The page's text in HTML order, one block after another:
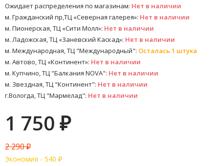
Ожидает распределения по магазинам: Нет в наличии
м. Гражданский пр,ТЦ «Северная галерея»: Нет в наличии
м. Пионерская, ТЦ «Сити Молл»: Нет в наличии
м. Ладожская, ТЦ «Заневский Каскад»: Нет в наличии
м. Международная, ТЦ "Международный": Осталась 1 штука
м. Автово, ТЦ «Континент»: Нет в наличии
м. Купчино, ТЦ "Балкания NOVA": Нет в наличии
м. Звездная, ТЦ "Континент": Нет в наличии
г.Вологда, ТЦ "Мармелад": Нет в наличии
1 750 ₽
2 290₽
Экономия - 540 ₽